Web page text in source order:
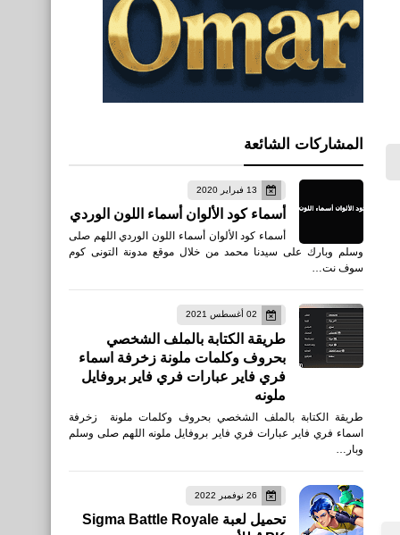
المشاركات الشائعة
13 فبراير 2020
أسماء كود الألوان أسماء اللون الوردي
أسماء كود الألوان أسماء اللون الوردي اللهم صلى
وسلم وبارك على سيدنا محمد من خلال موقع مدونة التونى كوم
سوف نت…
02 أغسطس 2021
طريقة الكتابة بالملف الشخصي
بحروف وكلمات ملونة زخرفة اسماء
فري فاير عبارات فري فاير بروفايل
ملونه
طريقة الكتابة بالملف الشخصي بحروف وكلمات ملونة زخرفة
اسماء فري فاير عبارات فري فاير بروفايل ملونه اللهم صلى وسلم
وبار…
26 نوفمبر 2022
تحميل لعبة Sigma Battle Royale
جدول امتحانات الصف الثاني
الثانوي 2021
العاب
لاعبين في مجموعة ومائة